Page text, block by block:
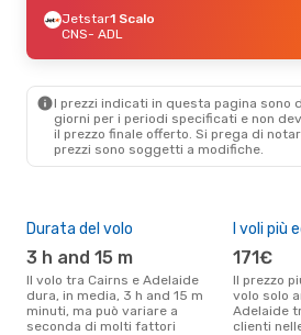
Jetstar1 Scalo
CNS- ADL
I prezzi indicati in questa pagina sono
giorni per i periodi specificati e non
il ​​prezzo finale offerto. Si prega di
prezzi sono soggetti a modifiche.
Durata del volo
3 h and 15 m
Il volo tra Cairns e Adelaide
dura, in media, 3 h and 15 m
minuti, ma può variare a
seconda di molti fattori
I voli più
171€
Il prezzo più economico per un
volo solo
Adelaide
clienti